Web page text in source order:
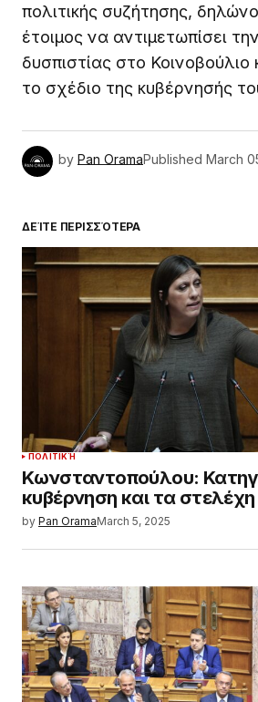
πολιτικής συζήτησης,
έτοιμος να αντιμετωπίσει
δυσπιστίας στο Κοινοβούλιο
το σχέδιο της κυβέρνησής
by Pan OramaPublished March
ΔΕΊΤΕ ΠΕΡΙΣΣΌΤΕΡΑ
ΠΟΛΙΤΙΚΉ
Κωνσταντοπούλου:
κυβέρνηση και τα
by Pan OramaMarch 5, 2025